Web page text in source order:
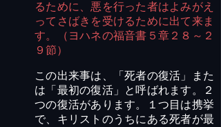
るために、悪を行った者はよみがえ
ってさばきを受けるために出て来ま
す。（ヨハネの福音書５章２８～２
９節）
この出来事は、「死者の復活」また
は「最初の復活」と呼ばれます。２
つの復活があります。１つ目は携挙
で、キリストのうちにある死者が最